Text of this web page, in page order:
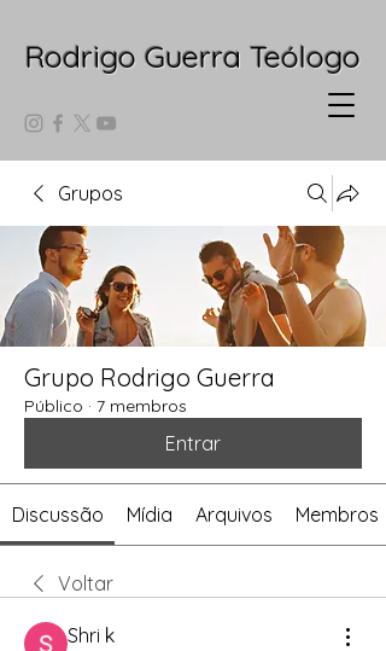
Rodrigo Guerra Teólogo
Grupos
Grupo Rodrigo Guerra
Público · 7 membros
Entrar
Discussão Mídia Arquivos Membros
Voltar
Shri k